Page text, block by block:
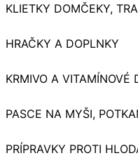
KLIETKY DOMČEKY,
HRAČKY A DOPLNKY
KRMIVO A VITAMÍNOVÉ
PASCE NA MYŠI,
PRÍPRAVKY PROTI